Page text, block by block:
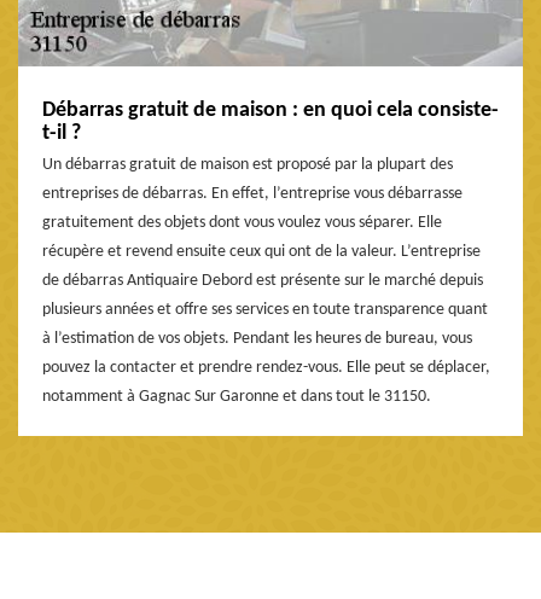
Débarras gratuit de maison : en quoi cela consiste-
t-il ?
Un débarras gratuit de maison est proposé par la plupart des
entreprises de débarras. En effet, l’entreprise vous débarrasse
gratuitement des objets dont vous voulez vous séparer. Elle
récupère et revend ensuite ceux qui ont de la valeur. L’entreprise
de débarras Antiquaire Debord est présente sur le marché depuis
plusieurs années et offre ses services en toute transparence quant
à l’estimation de vos objets. Pendant les heures de bureau, vous
pouvez la contacter et prendre rendez-vous. Elle peut se déplacer,
notamment à Gagnac Sur Garonne et dans tout le 31150.